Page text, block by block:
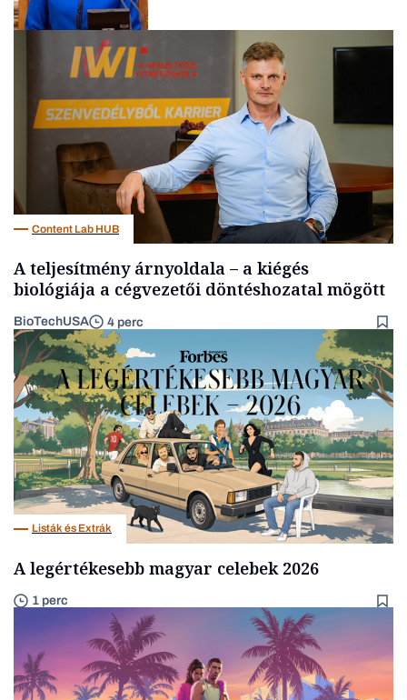
Content Lab HUB
A teljesítmény árnyoldala – a kiégés
biológiája a cégvezetői döntéshozatal mögött
BioTechUSA 4 perc
Listák és Extrák
A legértékesebb magyar celebek 2026
1 perc